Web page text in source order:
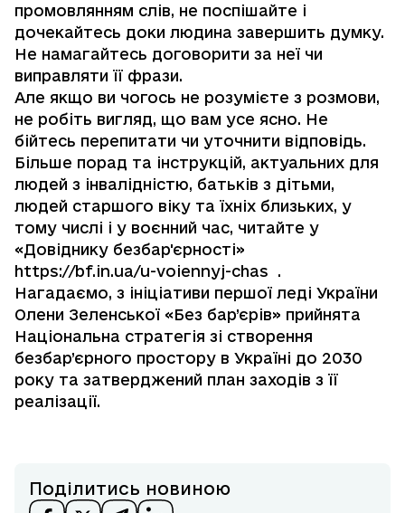
промовлянням слів, не поспішайте і
дочекайтесь доки людина завершить думку.
Не намагайтесь договорити за неї чи
виправляти її фрази.
Але якщо ви чогось не розумієте з розмови,
не робіть вигляд, що вам усе ясно. Не
бійтесь перепитати чи уточнити відповідь.
Більше порад та інструкцій, актуальних для
людей з інвалідністю, батьків з дітьми,
людей старшого віку та їхніх близьких, у
тому числі і у воєнний час, читайте у
«Довіднику безбар'єрності»
https://bf.in.ua/u-voiennyj-chas .
Нагадаємо, з ініціативи першої леді України
Олени Зеленської «Без бар’єрів» прийнята
Національна стратегія зі створення
безбар’єрного простору в Україні до 2030
року та затверджений план заходів з її
реалізації.
Поділитись новиною